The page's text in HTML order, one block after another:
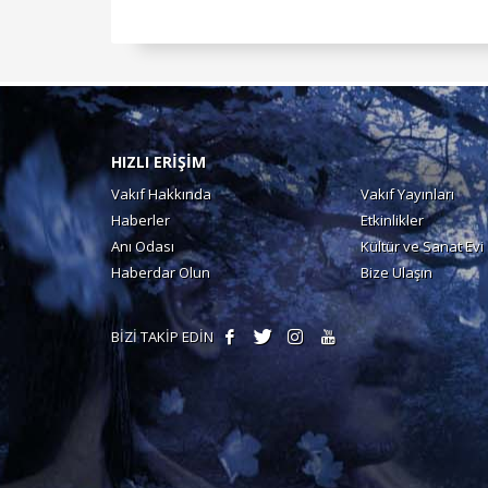
HIZLI ERİŞİM
Vakıf Hakkında
Vakıf Yayınları
Haberler
Etkinlikler
Anı Odası
Kültür ve Sanat Evi
Haberdar Olun
Bize Ulaşın
BİZİ TAKİP EDİN